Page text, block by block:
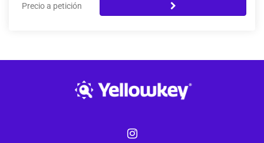
Precio a petición